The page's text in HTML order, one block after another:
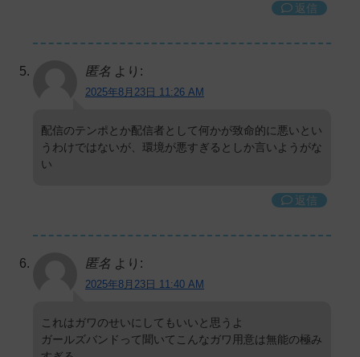
返信
匿名 より:
2025年8月23日 11:26 AM
配信のテンポとか配信者として何かが致命的に悪いとい
うわけではないが、環境が悪すぎるとしか言いようがな
い
返信
匿名 より:
2025年8月23日 11:40 AM
これはガワのせいにしてもいいと思うよ
ガールズバンドって聞いてこんなガワ用意は無能の極み